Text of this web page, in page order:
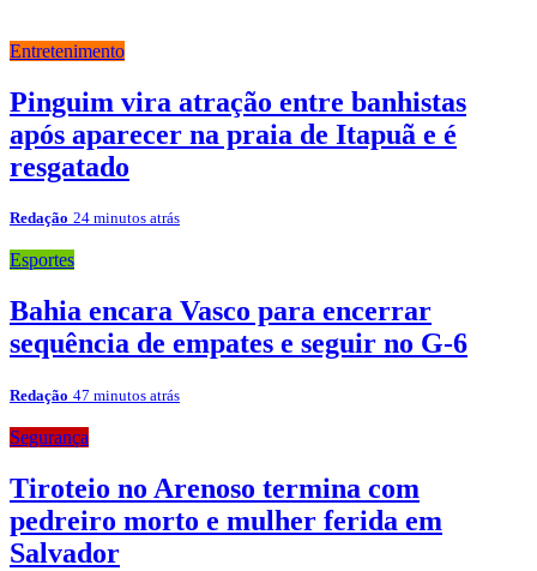
Entretenimento
Pinguim vira atração entre banhistas
após aparecer na praia de Itapuã e é
resgatado
Redação 24 minutos atrás
Esportes
Bahia encara Vasco para encerrar
sequência de empates e seguir no G-6
Redação 47 minutos atrás
Segurança
Tiroteio no Arenoso termina com
pedreiro morto e mulher ferida em
Salvador